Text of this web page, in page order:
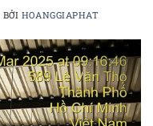
BỞI HOANGGIAPHAT